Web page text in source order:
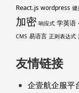
React.js wordpress 健
加密 响应式 学英语
CMS 易语言 正则表达式
友情链接
企壹航企服平